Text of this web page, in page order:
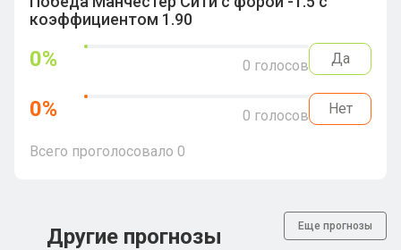
коэффициентом 1.90
0% 0 голосов Да
0% 0 голосов Нет
Всего проголосовало 0
Другие прогнозы Еще прогнозы